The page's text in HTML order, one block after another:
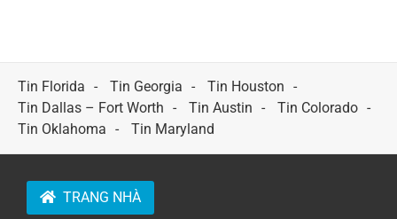
Tin Florida Tin Georgia
Tin Houston
Tin Dallas – Fort Worth
Tin Austin
Tin Colorado
Tin Oklahoma
Tin Maryland
TRANG NHÀ